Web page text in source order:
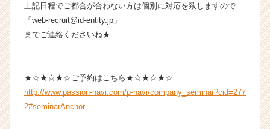
上記日程でご都合が合わない方は個別に対応を致しますので
「web-recruit@id-entity.jp」
までご連絡くださいね★
★☆★☆★☆ご予約はこちら★☆★☆★☆
http://www.passion-navi.com/p-navi/company_seminar?cid=277
2#seminarAnchor